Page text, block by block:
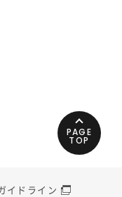
イドライン
PAGE
TOP